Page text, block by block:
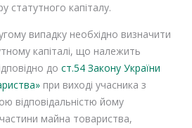
статутного капіталу.
випадку необхідно визначити
капіталі, що належить
до ст.54 Закону України
при виході учасника з
відповідальністю йому
майна товариства,